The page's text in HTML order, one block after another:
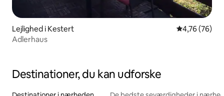
Lejlighed i Kestert 4,76 ud af 5 i
4,76 (76)
Adlerhaus
Destinationer, du kan udforske